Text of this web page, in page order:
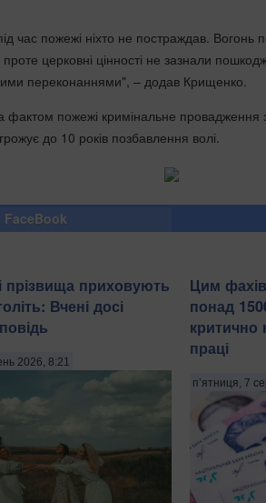
час пожежі ніхто не постраждав. Вогонь
церковні цінності не зазнали
переконаннями", – додав Крищенко.
фактом пожежі кримінальне
до 10 років позбавлення волі.
FaceBook
прізвища приховують
Вчені досі
2026, 8:21
Цим
понад
критично
праці
п’ятниця, 7